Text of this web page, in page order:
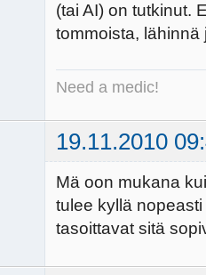
(tai AI) on tutkinut.
tommoista,
Need a medic!
19.11.2010
Mä oon mukana
tulee kyllä
tasoittavat sitä